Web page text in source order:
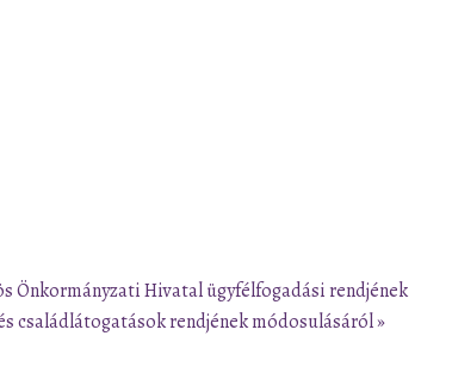
Önkormányzati Hivatal ügyfélfogadási rendjének
családlátogatások rendjének módosulásáról »